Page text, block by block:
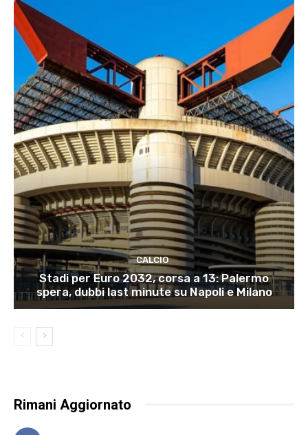
CALCIO
Stadi per Euro 2032, corsa a 13: Palermo
spera, dubbi last minute su Napoli e Milano
Rimani Aggiornato